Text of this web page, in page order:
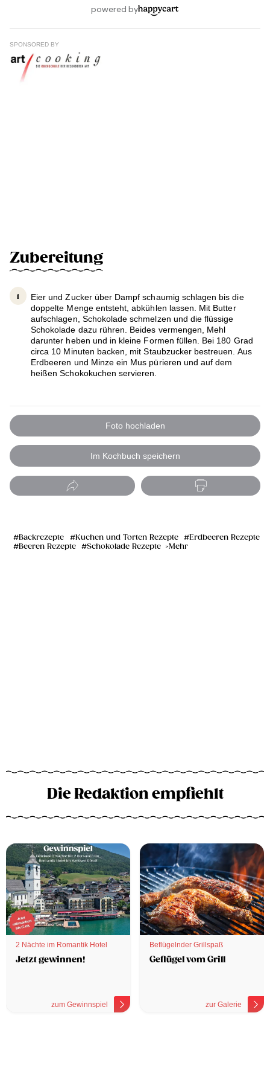
SPONSORED BY
Zubereitung
Eier und Zucker über Dampf schaumig schlagen bis die
doppelte Menge entsteht, abkühlen lassen. Mit Butter
aufschlagen, Schokolade schmelzen und die flüssige
Schokolade dazu rühren. Beides vermengen, Mehl
darunter heben und in kleine Formen füllen. Bei 180 Grad
circa 10 Minuten backen, mit Staubzucker bestreuen. Aus
Erdbeeren und Minze ein Mus pürieren und auf dem
heißen Schokokuchen servieren.
Foto hochladen
Im Kochbuch speichern
Backrezepte Kuchen und Torten Rezepte
Erdbeeren Rezepte
Beeren Rezepte
Schokolade Rezepte Mehr
Die Redaktion empfiehlt
2 Nächte im Romantik Hotel
Jetzt gewinnen!
zum Gewinnspiel
Beflügelnder Grillspaß
Geflügel vom Grill
zur Galerie